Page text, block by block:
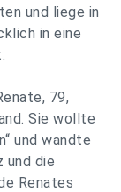
und liege in
in eine
79,
Sie wollte
und wandte
und die
Renates